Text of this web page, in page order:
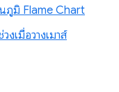
ภูมิ Flame Chart
งเมื่อวางเมาส์